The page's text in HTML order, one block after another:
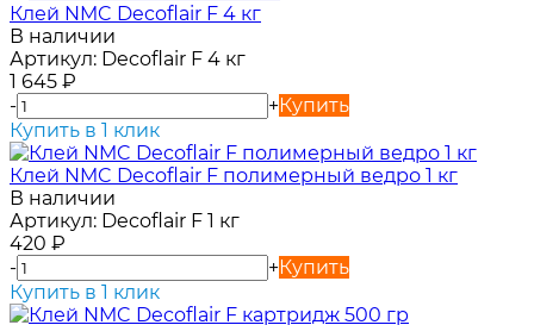
Клей NMC Decoflair F 4 кг
В наличии
Артикул: Decoflair F 4 кг
1 645 ₽
-
+Купить
Купить в 1 клик
Клей NMC Decoflair F полимерный ведро 1 кг
В наличии
Артикул: Decoflair F 1 кг
420 ₽
-
+Купить
Купить в 1 клик